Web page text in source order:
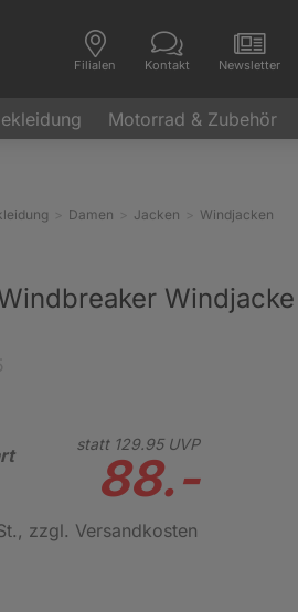
Filialen Kontakt Newsletter
Motorrad & Zubehör
Damen Jacken Windjacken
statt 129.95UVP
88.-
, zzgl. Versandkosten